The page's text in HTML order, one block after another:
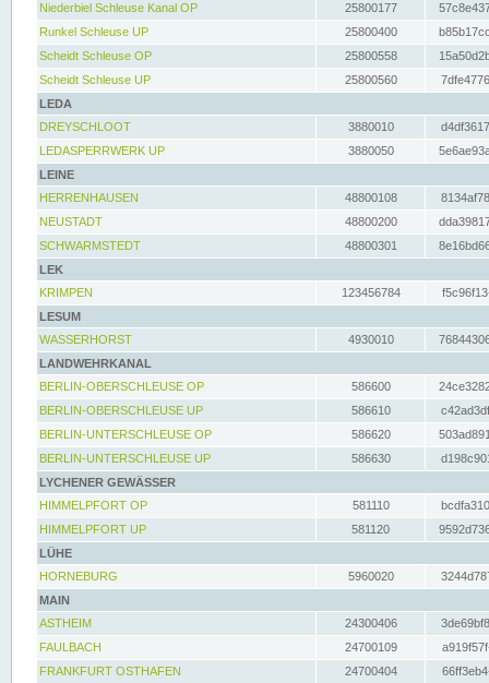
Niederbiel Schleuse Kanal OP
25800177
Runkel Schleuse UP
25800400
Scheidt Schleuse OP
25800558
Scheidt Schleuse UP
25800560
LEDA
DREYSCHLOOT
3880010
LEDASPERRWERK UP
3880050
LEINE
HERRENHAUSEN
48800108
NEUSTADT
48800200
SCHWARMSTEDT
48800301
LEK
KRIMPEN
123456784
LESUM
WASSERHORST
4930010
LANDWEHRKANAL
BERLIN-OBERSCHLEUSE OP
586600
BERLIN-OBERSCHLEUSE UP
586610
BERLIN-UNTERSCHLEUSE OP
586620
BERLIN-UNTERSCHLEUSE UP
586630
LYCHENER GEWÄSSER
HIMMELPFORT OP
581110
HIMMELPFORT UP
581120
LÜHE
HORNEBURG
5960020
MAIN
ASTHEIM
24300406
FAULBACH
24700109
FRANKFURT OSTHAFEN
24700404